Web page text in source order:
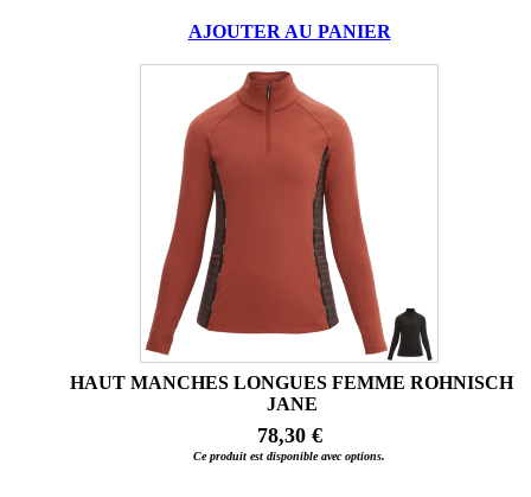
AJOUTER AU PANIER
HAUT MANCHES LONGUES FEMME ROHNISCH
JANE
78,30 €
Ce produit est disponible avec options.